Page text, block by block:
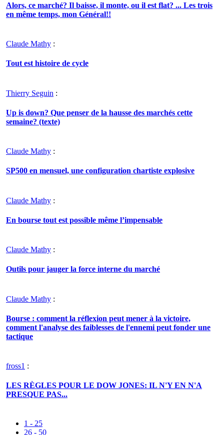
Alors, ce marché? Il baisse, il monte, ou il est flat? ... Les trois
en même temps, mon Général!!
Claude Mathy :
Tout est histoire de cycle
Thierry Seguin :
Up is down? Que penser de la hausse des marchés cette
semaine? (texte)
Claude Mathy :
SP500 en mensuel, une configuration chartiste explosive
Claude Mathy :
En bourse tout est possible même l’impensable
Claude Mathy :
Outils pour jauger la force interne du marché
Claude Mathy :
Bourse : comment la réflexion peut mener à la victoire,
comment l'analyse des faiblesses de l'ennemi peut fonder une
tactique
fross1 :
LES RÈGLES POUR LE DOW JONES: IL N'Y EN N'A
PRESQUE PAS...
1 - 25
26 - 50